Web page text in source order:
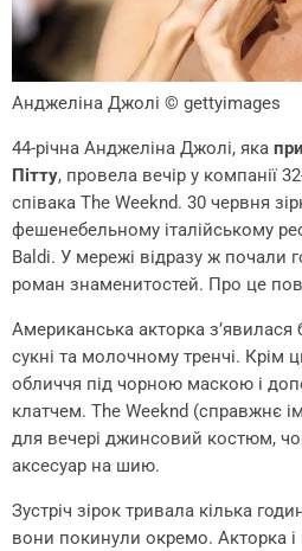
Анджеліна Джолі © gettyimages
44-річна Анджеліна Джолі, яка
Пітту, провела вечір у компанії
співака The Weeknd. 30 червня
фешенебельному італійському
Baldi. У мережі відразу ж почали
роман знаменитостей. Про це
Американська акторка з’явилася
сукні та молочному тренчі. Крім
обличчя під чорною маскою і
клатчем. The Weeknd (справжнє
для вечері джинсовий костюм,
аксесуар на шию.
Зустріч зірок тривала кілька
вони покинули окремо. Акторка